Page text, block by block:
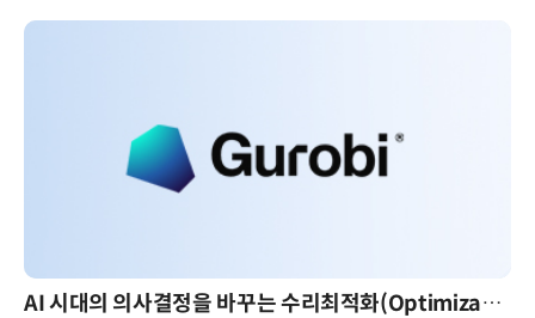
AI 시대의 의사결정을 바꾸는 수리최적화(Optimization): 실제 산업 적용 사례와 활용 전략